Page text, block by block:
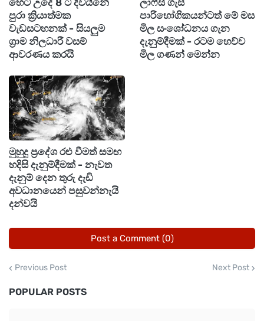
හෙට උදේ 8 ට දිවයිනේ
පුරා ක්‍රියාත්මක
වැඩසටහනක් - සියලුම
ග්‍රාම නිලධාරී වසම්
ආවරණය කරයි
ලාෆ්ස් ගැස්
පාරිභෝගිකයන්ටත් මේ මස
මිල සංශෝධනය ගැන
දැනුම්දීමක් - රටම හෙව්ව
මිල ගණන් මෙන්න
මුහුදු ප්‍රදේශ රළු වීමත් සමඟ
හදිසි දැනුම්දීමක් - නැවත
දැනුම් දෙන තුරු දැඩි
අවධානයෙන් පසුවන්නැයි
දන්වයි
Post a Comment (0)
Previous Post Next Post
POPULAR POSTS